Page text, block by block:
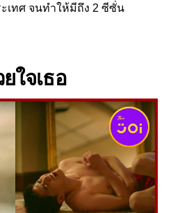
เทศ จนทำให้มีถึง 2 ซีซั่น
ใจเธอ